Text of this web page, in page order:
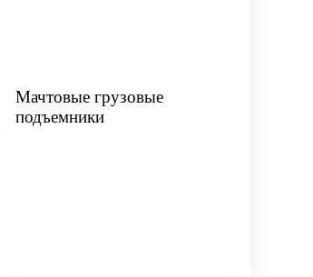
Мачтовые грузовые
подъемники